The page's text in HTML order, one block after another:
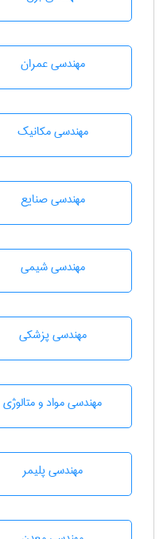
مهندسی عمران
مهندسی مکانیک
مهندسی صنايع
مهندسي شيمی
مهندسی پزشکی
مهندسی مواد و متالوژی
مهندسی پليمر